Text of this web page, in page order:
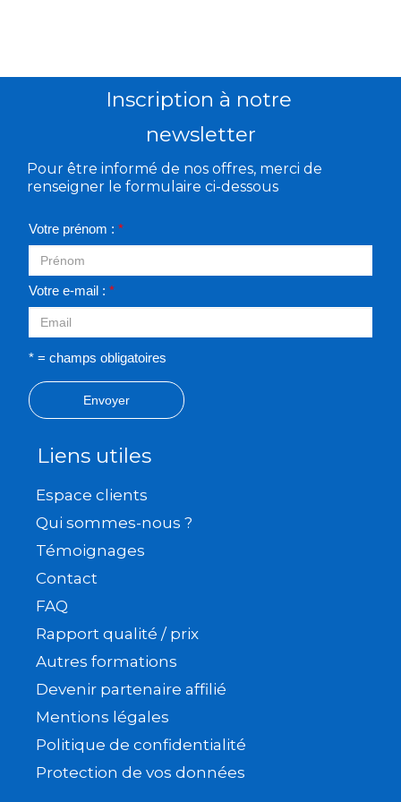
Inscription à notre
newsletter
Pour être informé de nos offres, merci de
renseigner le formulaire ci-dessous
Votre prénom : *
Votre e-mail : *
* = champs obligatoires
Envoyer
Liens utiles
Espace clients
Qui sommes-nous ?
Témoignages
Contact
FAQ
Rapport qualité / prix
Autres formations
Devenir partenaire affilié
Mentions légales
Politique de confidentialité
Protection de vos données